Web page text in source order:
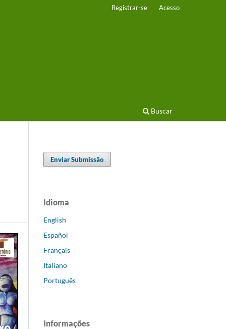
Buscar
Registrar-se Acesso
Enviar Submissão
Idioma
English
Español
Français
Italiano
Português
Informações